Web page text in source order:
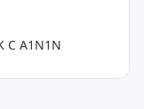
C A1N1N